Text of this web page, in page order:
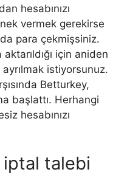
hesabınızı
vermek gerekirse
para çekmişsiniz.
için aniden
istiyorsunuz.
Betturkey,
başlattı. Herhangi
hesabınızı
iptal talebi